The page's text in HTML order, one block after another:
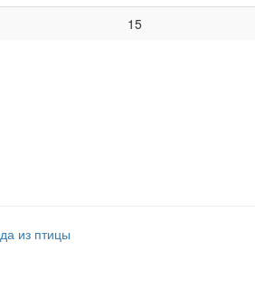
15
из птицы